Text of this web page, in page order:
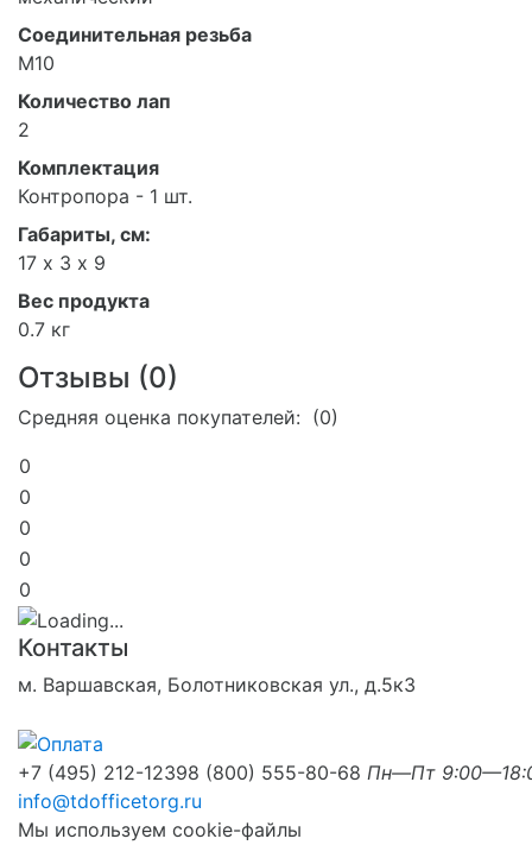
Соединительная резьба
M10
Количество лап
2
Комплектация
Контропора - 1 шт.
Габариты, см:
17 х 3 х 9
Вес продукта
0.7 кг
Отзывы (0)
Средняя оценка покупателей: (0)
0
0
0
0
0
Контакты
м. Варшавская, Болотниковская ул., д.5к3
+7 (495) 212-12398 (800) 555-80-68 Пн—Пт
info@tdofficetorg.ru
Мы используем cookie-файлы